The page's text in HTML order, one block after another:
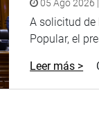
congresoperu
05 Ago 2026
A solicitud de
Popular, el
Leer más >